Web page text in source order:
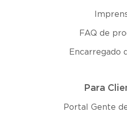
FAQ de
Encarregado
Para
Portal Gente